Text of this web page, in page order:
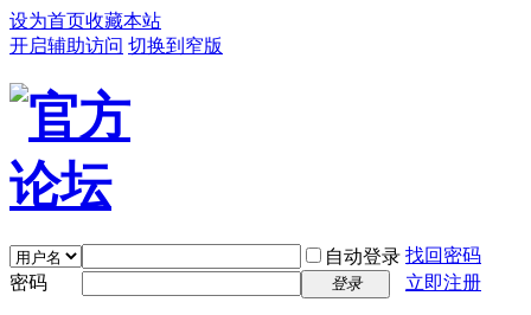
设为首页收藏本站
开启辅助访问 切换到窄版
自动登录 找回密码
密码
登录 立即注册